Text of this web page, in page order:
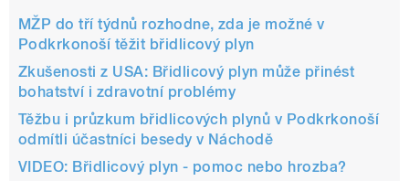
MŽP do tří týdnů rozhodne, zda je možné v
Podkrkonoší těžit břidlicový plyn
Zkušenosti z USA: Břidlicový plyn může přinést
bohatství i zdravotní problémy
Těžbu i průzkum břidlicových plynů v Podkrkonoší
odmítli účastníci besedy v Náchodě
VIDEO: Břidlicový plyn - pomoc nebo hrozba?